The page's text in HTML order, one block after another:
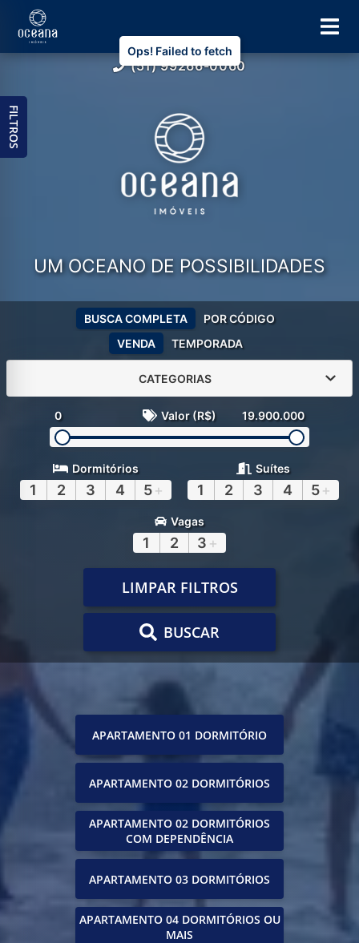
(51) 99266-0060
UM OCEANO DE POSSIBILIDADES
VENDA TEMPORADA
BUSCA COMPLETA POR CÓDIGO
CATEGORIAS
0 Valor (R$) 19.900.000
Dormitórios
1 2 3 4 5+
Suítes
1 2 3 4 5+
Vagas
1 2 3 +
LIMPAR FILTROS
BUSCAR
APARTAMENTO 01 DORMITÓRIO
APARTAMENTO 02 DORMITÓRIOS
APARTAMENTO 02 DORMITÓRIOS
COM DEPENDÊNCIA
APARTAMENTO 03 DORMITÓRIOS
APARTAMENTO 04 DORMITÓRIOS OU
MAIS
FILTROS
Ops! Failed to fetch